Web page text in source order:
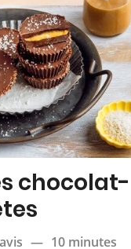
chocolat-
— 10 minutes